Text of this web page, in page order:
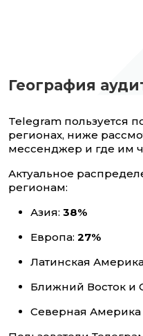
География
Telegram пользуется
регионах, ниже
мессенджер и где им
Актуальное
регионам:
Азия: 38%
Европа: 27%
Латинская
Ближний Восток и
Северная